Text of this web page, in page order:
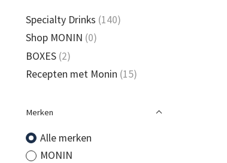
Specialty Drinks (140)
Shop MONIN (0)
BOXES (2)
Recepten met Monin (15)
Merken
Alle merken
MONIN